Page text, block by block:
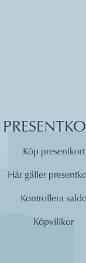
Köp presentkort
Här gäller
Kontrollera
Köpvillkor